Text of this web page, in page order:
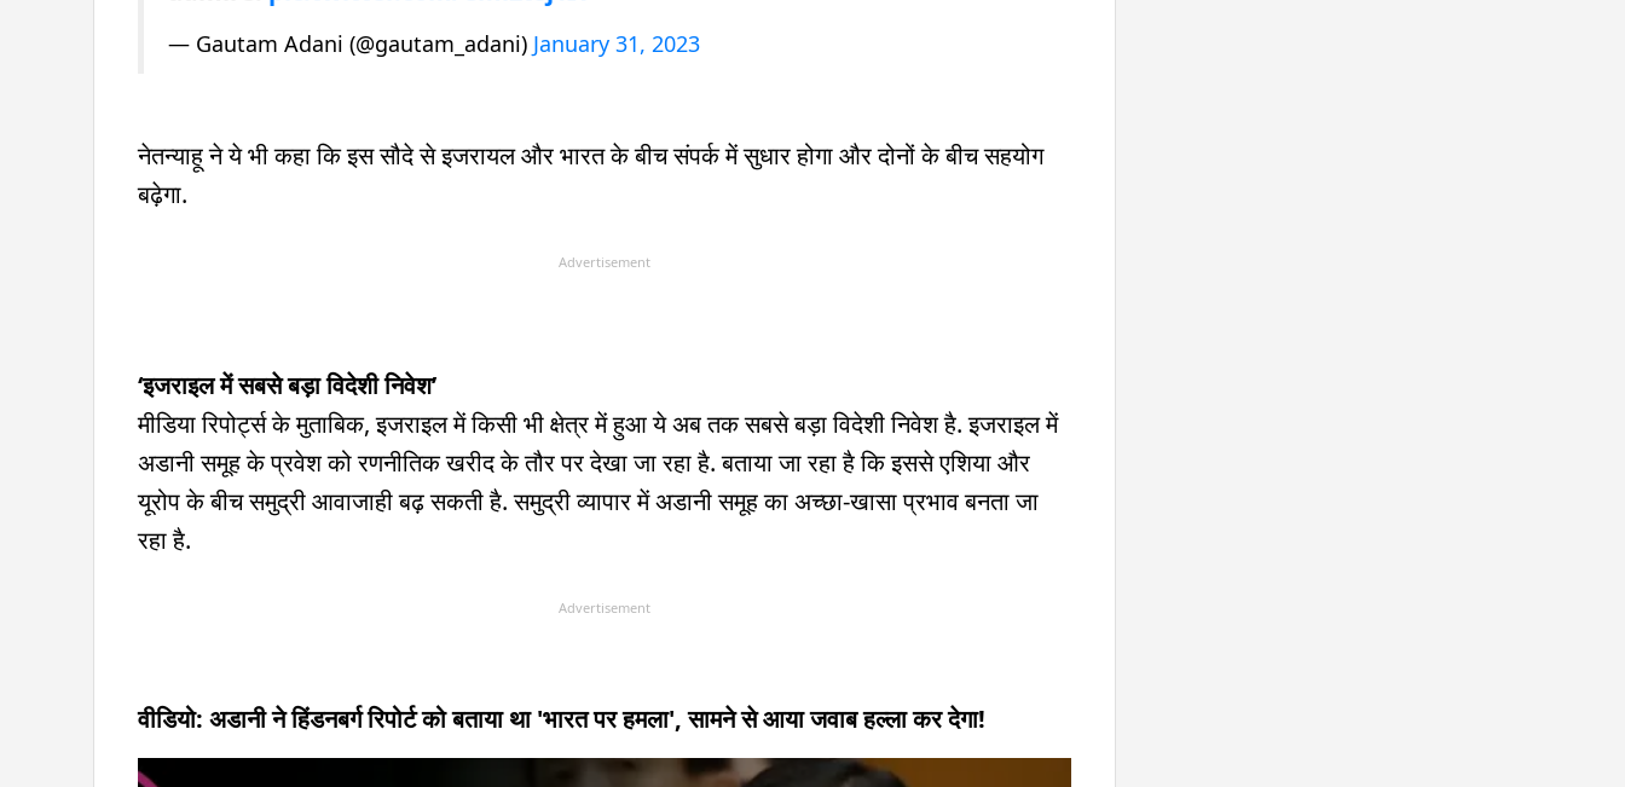
— Gautam Adani (@gautam_adani) January 31, 2023
नेतन्याहू ने ये भी कहा कि इस सौदे से इजरायल और भारत के बीच संपर्क में सुधार होगा और दोनों के बीच सहयोग
बढ़ेगा.
Advertisement
‘इजराइल में सबसे बड़ा विदेशी निवेश’
मीडिया रिपोर्ट्स के मुताबिक, इजराइल में किसी भी क्षेत्र में हुआ ये अब तक सबसे बड़ा विदेशी निवेश है. इजराइल में
अडानी समूह के प्रवेश को रणनीतिक खरीद के तौर पर देखा जा रहा है. बताया जा रहा है कि इससे एशिया और
यूरोप के बीच समुद्री आवाजाही बढ़ सकती है. समुद्री व्यापार में अडानी समूह का अच्छा-खासा प्रभाव बनता जा
रहा है.
Advertisement
वीडियो: अडानी ने हिंडनबर्ग रिपोर्ट को बताया था 'भारत पर हमला', सामने से आया जवाब हल्ला कर देगा!